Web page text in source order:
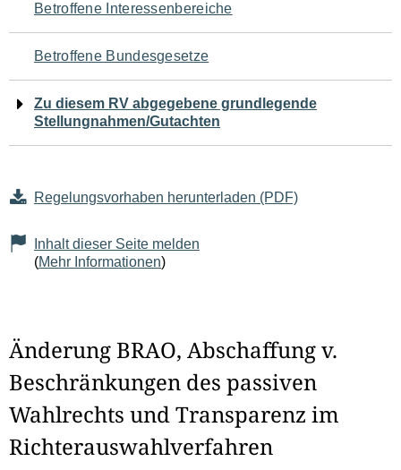
Betroffene Interessenbereiche
Betroffene Bundesgesetze
Zu diesem RV abgegebene grundlegende
Stellungnahmen/Gutachten
Regelungsvorhaben herunterladen (PDF)
Inhalt dieser Seite melden
(Mehr Informationen)
Änderung BRAO, Abschaffung v.
Beschränkungen des passiven
Wahlrechts und Transparenz im
Richterauswahlverfahren